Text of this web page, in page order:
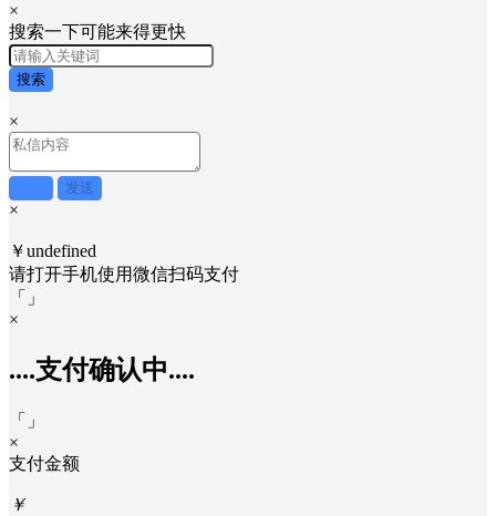
×
搜索一下可能来得更快
搜索
×
发送
×
￥undefined
请打开手机使用微信扫码支付
「
」
×
....支付确认中....
「
」
×
支付金额
￥